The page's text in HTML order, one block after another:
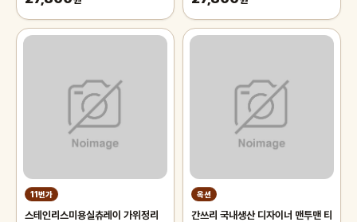
11번가
스테인리스미용실츄레이 가위정리
옥션
간쓰리 국내생산 디자이너 맨투맨 티